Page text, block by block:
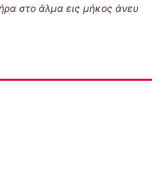
στο άλμα εις μήκος άνευ